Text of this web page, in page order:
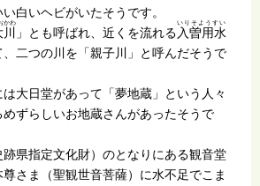
白いヘビがいたそうです。
かわ
」とも呼ばれ、近くを流れる 入曽用水
いりそようすい
、二つの川を「親子川」と呼んだそうで
大日堂があって「夢地蔵」という人々
ずらしいお地蔵さんがあったそうで
県指定文化財）のとなりにある観音堂
尊さま（聖観世音菩薩）に水不足でこま